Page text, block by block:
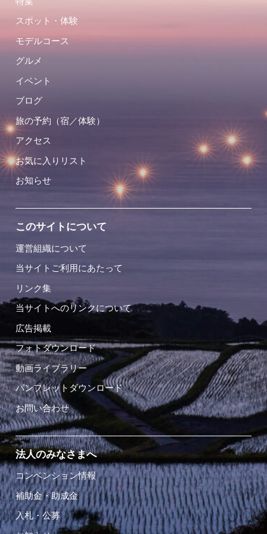
スポット・体験
モデルコース
グルメ
イベント
ブログ
旅の予約（宿／体験）
アクセス
お気に入りリスト
お知らせ
このサイトについて
運営組織について
当サイトご利用にあたって
リンク集
当サイトへのリンクについて
広告掲載
フォトダウンロード
動画ライブラリー
パンフレットダウンロード
お問い合わせ
法人のみなさまへ
コンベンション情報
補助金・助成金
入札・公募